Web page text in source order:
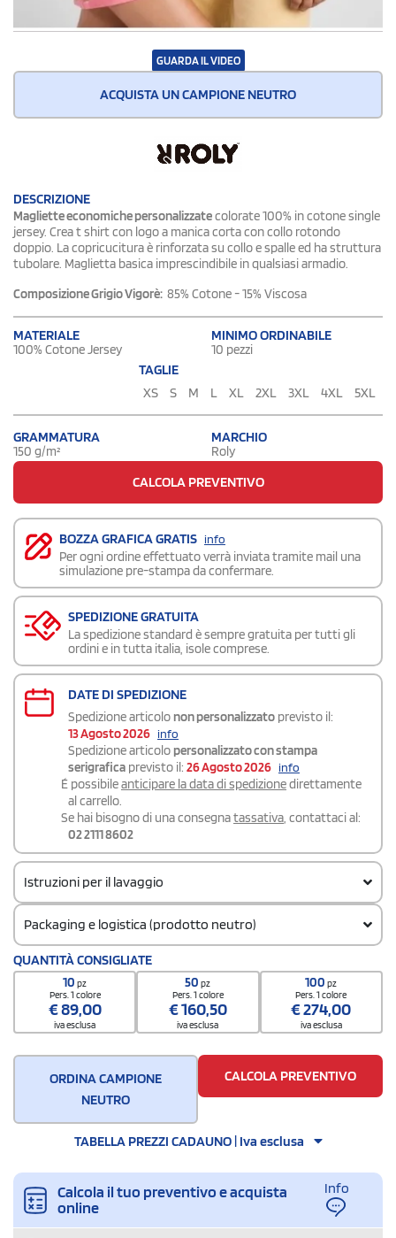
GUARDA IL VIDEO
ACQUISTA UN CAMPIONE NEUTRO
DESCRIZIONE
Magliette economiche personalizzatecolorate 100% in cotone single
jersey. Crea t shirt con logo a manica corta con collo rotondo
doppio. La copricucitura è rinforzata su collo e spalle ed ha struttura
tubolare. Maglietta basica imprescindibile in qualsiasi armadio.
ComposizioneGrigio Vigorè: 85% Cotone - 15% Viscosa
MATERIALE
100% Cotone Jersey
MINIMO ORDINABILE
10 pezzi
TAGLIE
XS
S M L XL 2XL 3XL 4XL 5XL
GRAMMATURA
150 g/m²
MARCHIO
Roly
CALCOLA PREVENTIVO
BOZZA GRAFICA GRATIS info
Per ogni ordine effettuato verrà inviata tramite mail una
simulazione pre-stampa da confermare.
SPEDIZIONE GRATUITA
La spedizione standard è sempre gratuita per tutti gli
ordini e in tutta italia, isole comprese.
DATE DI SPEDIZIONE
Spedizione articolo non personalizzato previsto il:
13 Agosto 2026 info
Spedizione articolo personalizzato con stampa
serigrafica previsto il: 26 Agosto 2026 info
É possibileanticipare la data di spedizionedirettamente
al carrello.
Se hai bisogno di una consegnatassativa, contattaci al:
02 2111 8602
Istruzioni per il lavaggio
Packaging e logistica (prodotto neutro)
Codice doganale
61091000
Quantità per confezione
100
QUANTITÀ CONSIGLIATE
10pz
Pers. 1 colore
€89,00
iva esclusa
50pz
Pers. 1 colore
€160,50
iva esclusa
100pz
Pers. 1 colore
€274,00
iva esclusa
ORDINA CAMPIONE
NEUTRO
CALCOLA PREVENTIVO
TABELLA PREZZI CADAUNO | Iva esclusa
Calcola il tuo preventivo e acquista
online
Info